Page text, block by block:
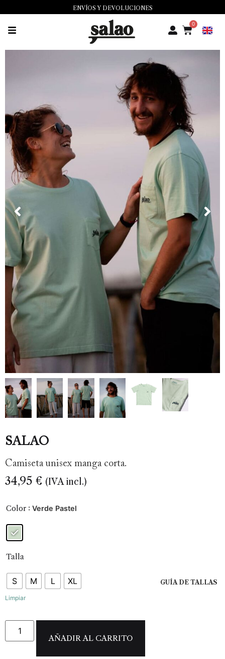
ENVÍOS Y DEVOLUCIONES
0
SALAO
Camiseta unisex manga corta.
34,95 € (IVA incl.)
GUÍA DE TALLAS
Color : Verde Pastel
Talla
S M L XL
Limpiar
AÑADIR AL CARRITO